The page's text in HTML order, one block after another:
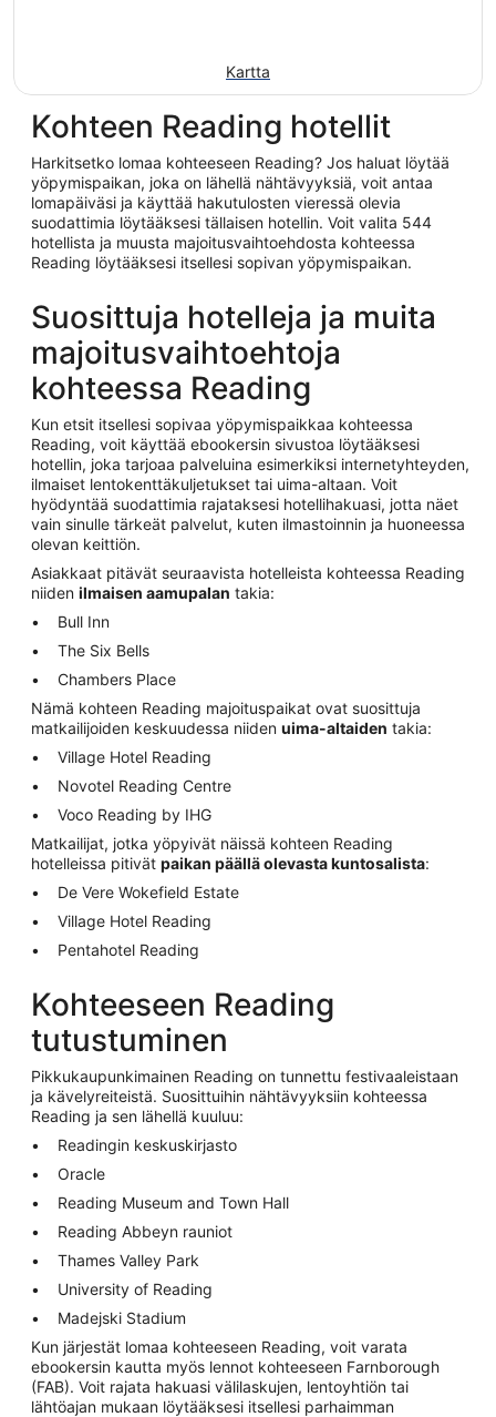
Kartta
Kohteen Reading hotellit
Harkitsetko lomaa kohteeseen Reading? Jos haluat löytää
yöpymispaikan, joka on lähellä nähtävyyksiä, voit antaa
lomapäiväsi ja käyttää hakutulosten vieressä olevia
suodattimia löytääksesi tällaisen hotellin. Voit valita 544
hotellista ja muusta majoitusvaihtoehdosta kohteessa
Reading löytääksesi itsellesi sopivan yöpymispaikan.
Suosittuja hotelleja ja muita
majoitusvaihtoehtoja
kohteessa Reading
Kun etsit itsellesi sopivaa yöpymispaikkaa kohteessa
Reading, voit käyttää ebookersin sivustoa löytääksesi
hotellin, joka tarjoaa palveluina esimerkiksi internetyhteyden,
ilmaiset lentokenttäkuljetukset tai uima-altaan. Voit
hyödyntää suodattimia rajataksesi hotellihakuasi, jotta näet
vain sinulle tärkeät palvelut, kuten ilmastoinnin ja huoneessa
olevan keittiön.
Asiakkaat pitävät seuraavista hotelleista kohteessa Reading
niiden ilmaisen aamupalan takia:
Bull Inn
The Six Bells
Chambers Place
Nämä kohteen Reading majoituspaikat ovat suosittuja
matkailijoiden keskuudessa niiden uima-altaiden takia:
Village Hotel Reading
Novotel Reading Centre
Voco Reading by IHG
Matkailijat, jotka yöpyivät näissä kohteen Reading
hotelleissa pitivät paikan päällä olevasta kuntosalista:
De Vere Wokefield Estate
Village Hotel Reading
Pentahotel Reading
Kohteeseen Reading
tutustuminen
Pikkukaupunkimainen Reading on tunnettu festivaaleistaan
ja kävelyreiteistä. Suosittuihin nähtävyyksiin kohteessa
Reading ja sen lähellä kuuluu:
Readingin keskuskirjasto
Oracle
Reading Museum and Town Hall
Reading Abbeyn rauniot
Thames Valley Park
University of Reading
Madejski Stadium
Kun järjestät lomaa kohteeseen Reading, voit varata
ebookersin kautta myös lennot kohteeseen Farnborough
(FAB). Voit rajata hakuasi välilaskujen, lentoyhtiön tai
lähtöajan mukaan löytääksesi itsellesi parhaimman